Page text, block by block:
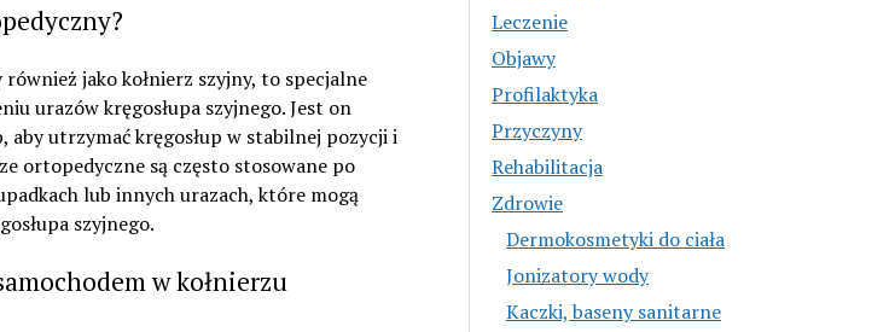
jako kołnierz szyjny, to specjalne
urazów kręgosłupa szyjnego. Jest on
aby utrzymać kręgosłup w stabilnej pozycji i
ortopedyczne są często stosowane po
lub innych urazach, które mogą
szyjnego.
w kołnierzu
Leczenie
Objawy
Profilaktyka
Przyczyny
Rehabilitacja
Zdrowie
Dermokosmetyki do ciała
Jonizatory wody
Kaczki, baseny sanitarne